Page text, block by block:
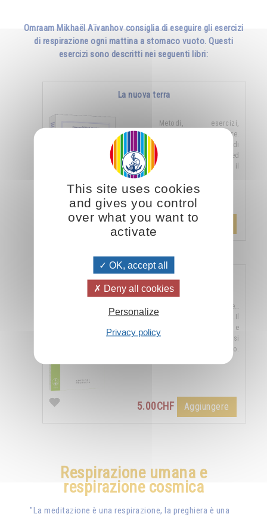
Omraam Mikhaël Aïvanhov consiglia di eseguire gli esercizi
di respirazione ogni mattina a stomaco vuoto. Questi
esercizi sono descritti nei seguenti libri:
La nuova terra
Metodi, esercizi,
formule, preghiere.
Raccolta di esercizi e di
metodi semplici ed
efficaci, riguardanti il
26.00CHF Aggiungere
La respirazione
« Inspirare, espirare…
Inspirare, espirare…Il
movimento di flusso e
riflusso è la chiave si
tutti i ritmi dell’universo.
5.00CHF Aggiungere
Respirazione umana e
respirazione cosmica
"La meditazione è una respirazione, la preghiera è una
This site uses cookies
and gives you control
over what you want to
activate
OK, accept all
Deny all cookies
Personalize
Privacy policy